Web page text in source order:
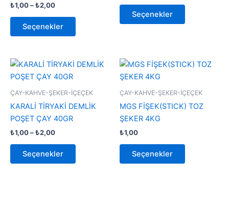
₺1,00–₺2,00
Seçenekler
sayfasından
Seçenekler
ürün
ÇAY-KAHVE-ŞEKER-İÇEÇEK
KARALİ TİRYAKİ DEMLİK
POŞET ÇAY 40GR
₺1,00–₺2,00
Fiyat
₺1,00
₺2,00
Seçenekler
Bu
birden
fazla
sayfasından
ÇAY-KAHVE-ŞEKER-İÇEÇEK
MGS FİŞEK(STICK) TOZ
ŞEKER 4KG
₺1,00
Seçenekler
Bu
birden
fazla
varyasyonu
sayfasından